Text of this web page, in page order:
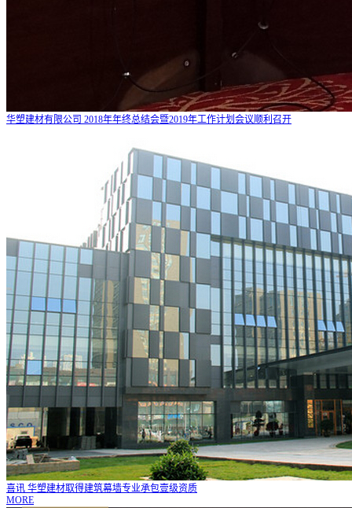
华塑建材有限公司 2018年年终总结会暨2019年工作计划会议顺利召开
喜讯 华塑建材取得建筑幕墙专业承包壹级资质
MORE